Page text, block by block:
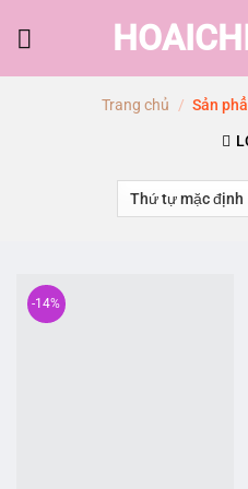
Trang chủ / Sản
-14%